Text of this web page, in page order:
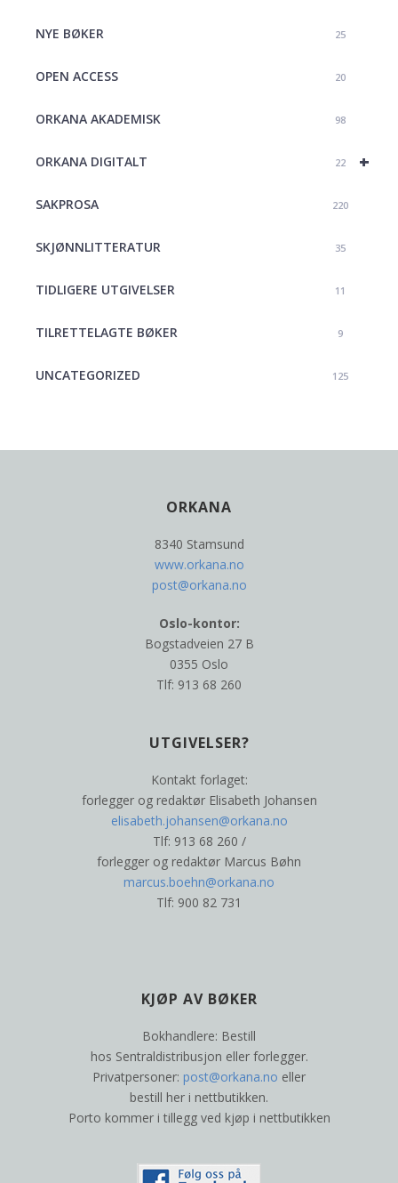
NYE BØKER 25
OPEN ACCESS 20
ORKANA AKADEMISK 98
+
ORKANA DIGITALT 22
SAKPROSA 220
SKJØNNLITTERATUR 35
TIDLIGERE UTGIVELSER 11
TILRETTELAGTE BØKER 9
UNCATEGORIZED 125
ORKANA
8340 Stamsund
www.orkana.no
post@orkana.no
Oslo-kontor:
Bogstadveien 27 B
0355 Oslo
Tlf: 913 68 260
UTGIVELSER?
Kontakt forlaget:
forlegger og redaktør Elisabeth Johansen
elisabeth.johansen@orkana.no
Tlf: 913 68 260 /
forlegger og redaktør Marcus Bøhn
marcus.boehn@orkana.no
Tlf: 900 82 731
KJØP AV BØKER
Bokhandlere: Bestill
hos Sentraldistribusjon eller forlegger.
Privatpersoner: post@orkana.no eller
bestill her i nettbutikken.
Porto kommer i tillegg ved kjøp i nettbutikken